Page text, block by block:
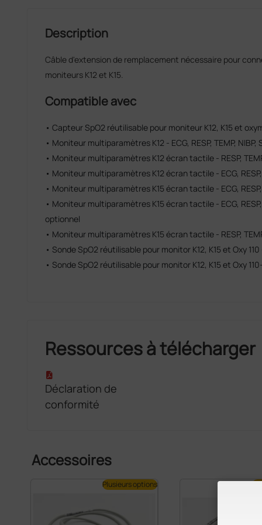
Description
Câble d'extension de remplacement nécessaire pour
moniteurs K12 et K15.
Compatible avec
• Capteur SpO2 réutilisable pour moniteur K12, K15 et
• Moniteur multiparamètres K12 - ECG, RESP, TEMP, NIBP,
• Moniteur multiparamètres K12 écran tactile - RESP,
• Moniteur multiparamètres K12 écran tactile - ECG, RESP,
• Moniteur multiparamètres K15 écran tactile - ECG, RESP,
• Moniteur multiparamètres K15 écran tactile - ECG, RESP,
optionnel
• Moniteur multiparamètres K15 écran tactile - RESP,
• Sonde SpO2 réutilisable pour monitor K12, K15 et Oxy
• Sonde SpO2 réutilisable pour monitor K12, K15 et Oxy
Ressources à télécharger
Déclaration de
conformité
Accessoires
Plusieurs options